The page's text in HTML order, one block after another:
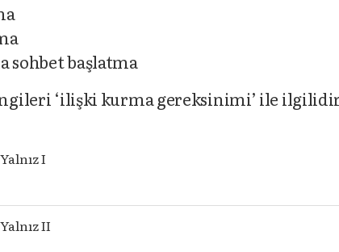
sohbet başlatma
‘ilişki kurma gereksinimi’ ile
Yalnız I
Yalnız II